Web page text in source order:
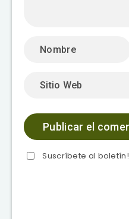
Suscríbete al boletín!